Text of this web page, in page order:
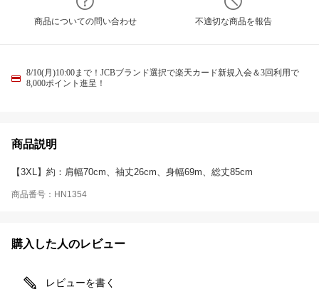
商品についての問い合わせ 不適切な商品を報告
8/10(月)10:00まで！JCBブランド選択で楽天カード新規入会＆3回利用で
8,000ポイント進呈！
商品説明
【3XL】約：肩幅70cm、袖丈26cm、身幅69m、総丈85cm
商品番号：HN1354
購入した人のレビュー
レビューを書く